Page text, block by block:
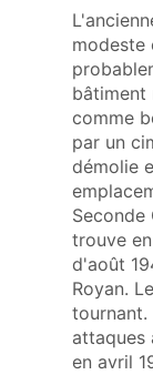
modeste
bâtiment
comme
par un
démolie
Seconde
trouve
d'août
Royan.
tournant.
attaques
en avril